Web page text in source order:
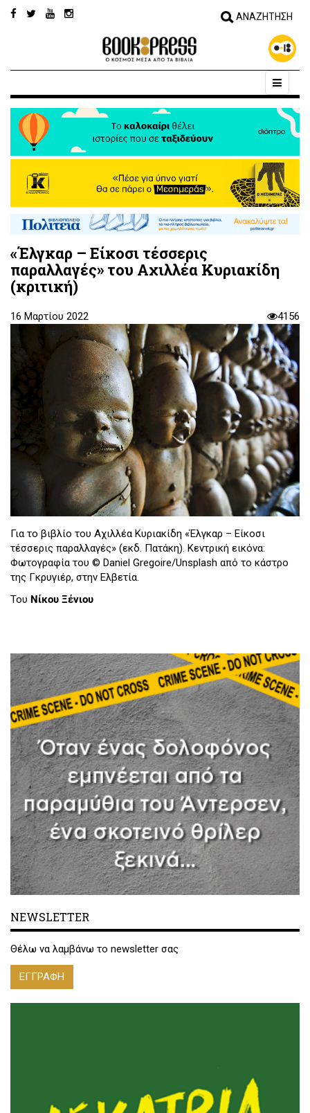
«Έλγκαρ – Είκοσι τέσσερις
παραλλαγές» του Αχιλλέα Κυριακίδη
(κριτική)
16 Μαρτίου 2022 4156
Για το βιβλίο του Αχιλλέα Κυριακίδη «Έλγκαρ – Είκοσι
τέσσερις παραλλαγές» (εκδ. Πατάκη). Κεντρική εικόνα:
Φωτογραφία του © Daniel Gregoire/Unsplash από το κάστρο
της Γκρυγιέρ, στην Ελβετία.
Του Νίκου Ξένιου
NEWSLETTER
Θέλω να λαμβάνω το newsletter σας
ΕΓΓΡΑΦΗ